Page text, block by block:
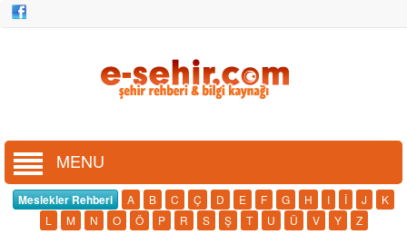
MENU
Meslekler Rehberi A B C Ç D E F G H I İ J
K
L
M N O Ö P R S Ş T U Ü V Y Z